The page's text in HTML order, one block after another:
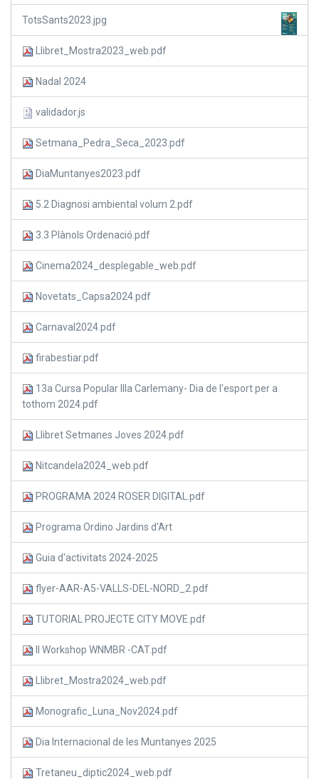
TotsSants2023.jpg
Llibret_Mostra2023_web.pdf
Nadal 2024
validador.js
Setmana_Pedra_Seca_2023.pdf
DiaMuntanyes2023.pdf
5.2 Diagnosi ambiental volum 2.pdf
3.3 Plànols Ordenació.pdf
Cinema2024_desplegable_web.pdf
Novetats_Capsa2024.pdf
Carnaval2024.pdf
firabestiar.pdf
13a Cursa Popular Illa Carlemany- Dia de l'esport per a
tothom 2024.pdf
Llibret Setmanes Joves 2024.pdf
Nitcandela2024_web.pdf
PROGRAMA 2024 ROSER DIGITAL.pdf
Programa Ordino Jardins d'Art
Guia d'activitats 2024-2025
flyer-AAR-A5-VALLS-DEL-NORD_2.pdf
TUTORIAL PROJECTE CITY MOVE.pdf
II Workshop WNMBR -CAT.pdf
Llibret_Mostra2024_web.pdf
Monografic_Luna_Nov2024.pdf
Dia Internacional de les Muntanyes 2025
Tretaneu_diptic2024_web.pdf